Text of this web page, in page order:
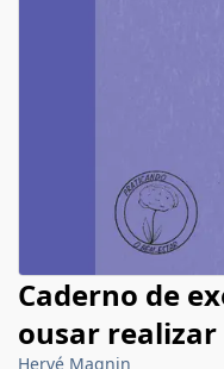
Caderno de
ousar realizar
Hervé Magnin